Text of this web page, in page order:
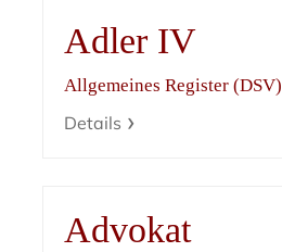
Adler IV
Allgemeines Register (DSV)
Details
Advokat